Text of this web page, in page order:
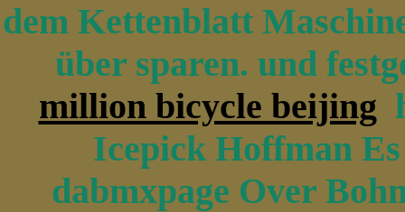
dem Kettenblatt
über sparen. und
million bicycle beijing
Icepick Hoffman
dabmxpage Over